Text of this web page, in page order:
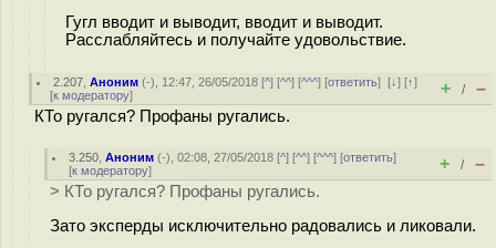
Гугл вводит и выводит, вводит и выводит.
Расслабляйтесь и получайте удовольствие.
2.207 ,Аноним (-), 12:47, 26/05/2018 [^] [^^] [^^^] [ответить][↓] [↑]
[к модератору] + / –
КТо ругался? Профаны ругались.
3.250 ,Аноним (-), 02:08, 27/05/2018 [^] [^^] [^^^] [ответить]
[к модератору] + / –
> КТо ругался? Профаны ругались.
Зато эксперды исключительно радовались и ликовали.